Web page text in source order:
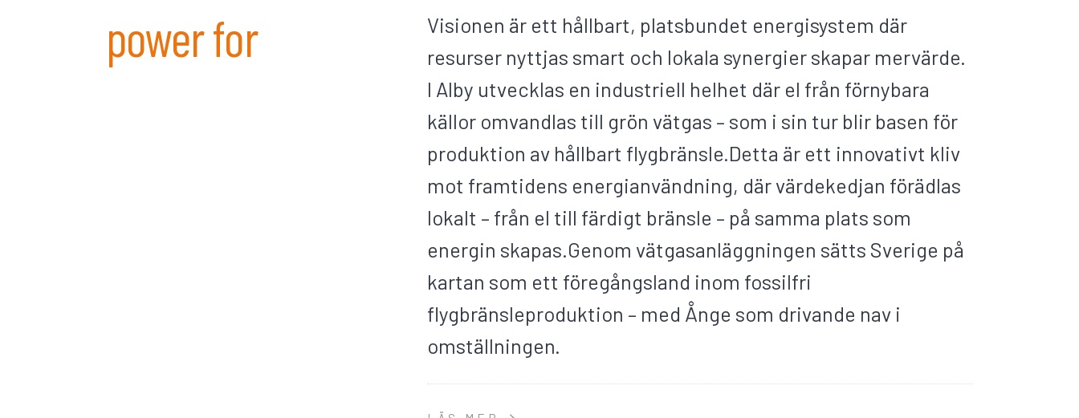
power for
Visionen är ett hållbart, platsbundet energisystem där
resurser nyttjas smart och lokala synergier skapar mervärde.
I Alby utvecklas en industriell helhet där el från förnybara
källor omvandlas till grön vätgas – som i sin tur blir basen för
produktion av hållbart flygbränsle.Detta är ett innovativt kliv
mot framtidens energianvändning, där värdekedjan förädlas
lokalt – från el till färdigt bränsle – på samma plats som
energin skapas.Genom vätgasanläggningen sätts Sverige på
kartan som ett föregångsland inom fossilfri
flygbränsleproduktion – med Ånge som drivande nav i
omställningen.